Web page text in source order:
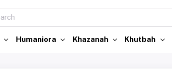
Humaniora Khazanah Khutbah